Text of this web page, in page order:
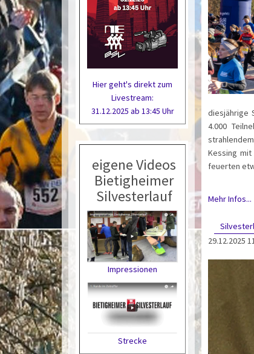
Hier geht's direkt zum
Livestream:
31.12.2025 ab 13:45 Uhr
eigene Videos
Bietigheimer
Silvesterlauf
Impressionen
Strecke
diesjährige
4.000
Kessing
feuerten
Mehr Infos...
29.12.2025